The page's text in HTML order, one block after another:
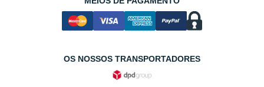
OS NOSSOS TRANSPORTADORES